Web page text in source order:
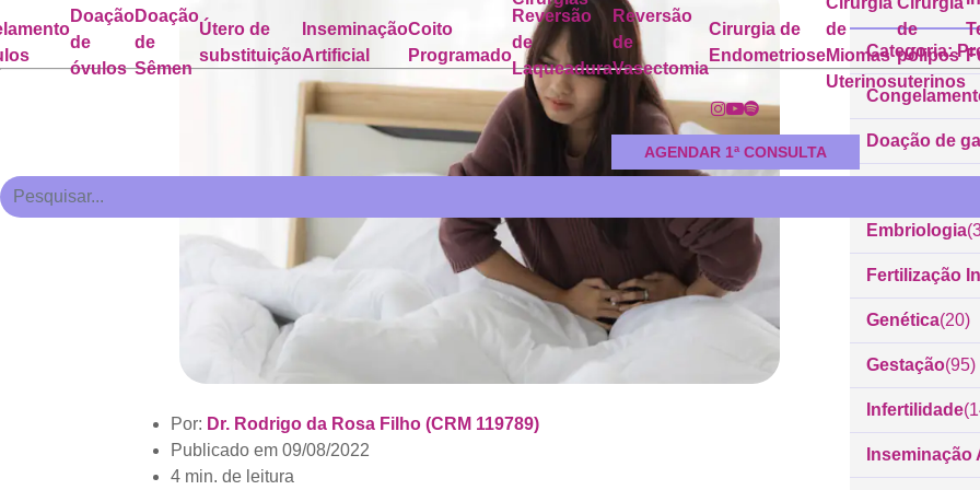
Doação
de
óvulos
Doação
de
Sêmen
Útero de
substituição
Inseminação
Artificial
Coito
Programado
Reversão
de
Laqueadura
Reversão
de
Vasectomia
Cirurgia de
Endometriose
de
Miomas
Uterinos
de
pólipos
uterinos
AGENDAR 1ª CONSULTA
Por: Dr. Rodrigo da Rosa Filho (CRM 119789)
Publicado em 09/08/2022
4 min. de leitura
Categoria:
Doação de
Embriologia
Fertilização
Genética(20)
Gestação(95)
Infertilidade
Inseminação